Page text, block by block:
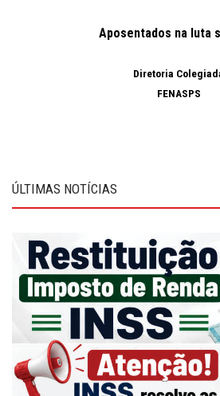
Aposentados na luta
Diretoria
FENASPS
ÚLTIMAS NOTÍCIAS